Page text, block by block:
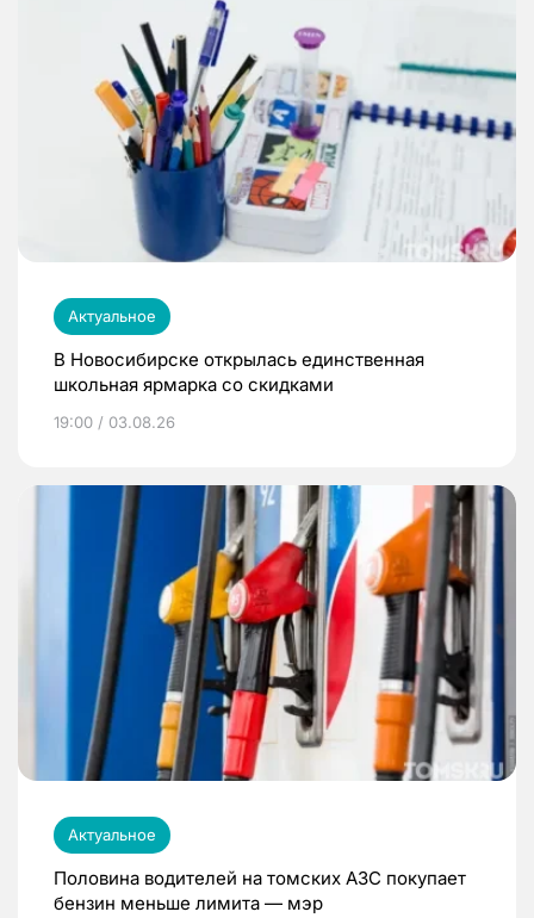
Актуальное
В Новосибирске открылась единственная
школьная ярмарка со скидками
19:00 / 03.08.26
Актуальное
Половина водителей на томских АЗС покупает
бензин меньше лимита — мэр